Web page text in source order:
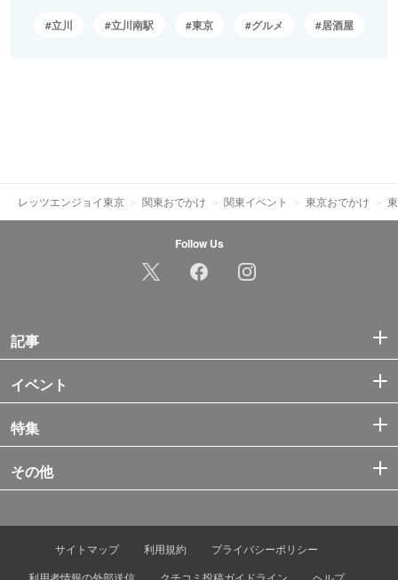
立川 立川南駅 東京 グルメ 居酒屋
レッツエンジョイ東京 関東おでかけ 関東イベント 東京おでかけ
Follow Us
記事
イベント
特集
その他
サイトマップ 利用規約
プライバシーポリシー
利用者情報の外部送信
クチコミ投稿ガイドライン ヘルプ